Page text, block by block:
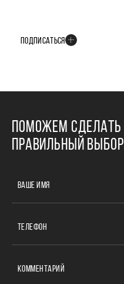
ПОДПИСАТЬСЯ
ПОМОЖЕМ СДЕЛАТЬ
ПРАВИЛЬНЫЙ ВЫБОР
ВАШЕ ИМЯ
ТЕЛЕФОН
КОММЕНТАРИЙ